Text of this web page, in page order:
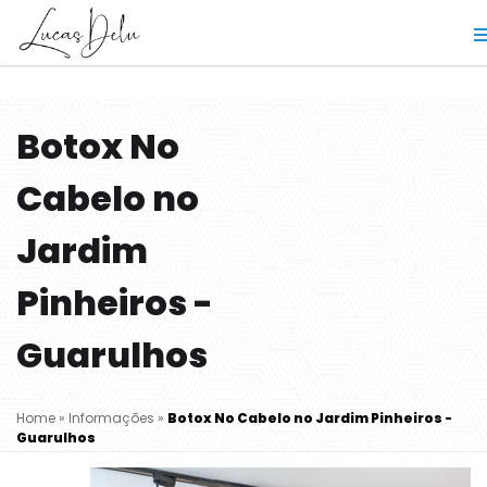
Botox No
Cabelo no
Jardim
Pinheiros -
Guarulhos
Home » Informações » Botox No Cabelo no Jardim Pinheiros -
Guarulhos